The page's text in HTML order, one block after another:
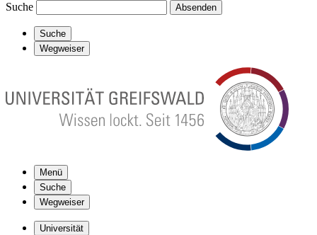
Suche Absenden
Suche
Wegweiser
Menü
Suche
Wegweiser
Universität